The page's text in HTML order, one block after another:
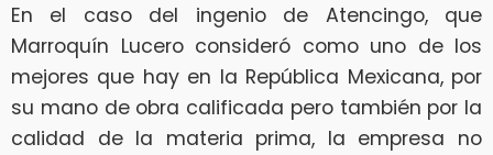
En el caso del ingenio de Atencingo, que
Marroquín Lucero consideró como uno de los
mejores que hay en la República Mexicana, por
su mano de obra calificada pero también por la
calidad de la materia prima, la empresa no